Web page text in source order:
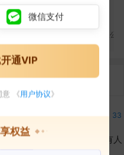
合作2次
筑工程有限
黄
湖北林佳建设有限公司
23
在外任职
33
作为受益所有人
微信支付
开通VIP
意 《用户协议》
权益